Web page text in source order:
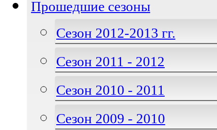
Прошедшие сезоны
Сезон 2012-2013 гг.
Сезон 2011 - 2012
Сезон 2010 - 2011
Сезон 2009 - 2010